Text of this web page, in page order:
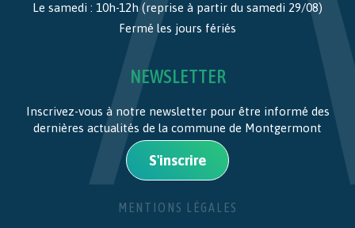
Le samedi : 10h-12h (reprise à partir du samedi 29/08)
Fermé les jours fériés
NEWSLETTER
Inscrivez-vous à notre newsletter pour être informé des
dernières actualités de la commune de Montgermont
S'inscrire
MENTIONS LÉGALES